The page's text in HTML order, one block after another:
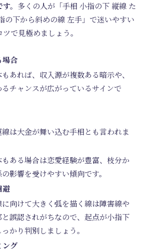
。 多くの人が「手相 小指の下 縦線 た
の下から斜めの線 左手」で迷いやすい
で見極めましょう。
場合
あれば、収入源が複数ある暗示や、
チャンスが広がっているサインで
は大金が舞い込む手相とも言われま
ある場合は恋愛経験が豊富、枝分か
影響を受けやすい傾向です。
避
向けて大きく弧を描く線は障害線や
誤認されがちなので、起点が小指下
かり判別しましょう。
ング